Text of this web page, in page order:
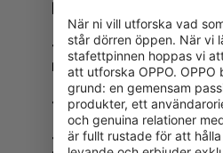
-Ladda ner och installera
redan har gjort det
-Öppna spelet och gå in i
-Öppna Paimon-menyn
När ni vill utforska vad
står dörren öppen. När vi
stafettpinnen hoppas vi
att utforska OPPO. OPPO
grund: en gemensam
produkter, ett
och genuina relationer
är fullt rustade för att